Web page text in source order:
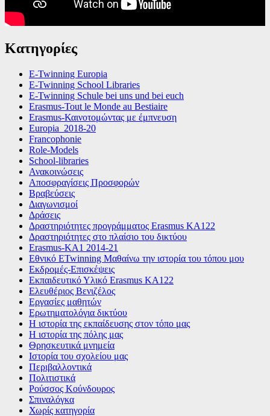
Κατηγορίες
E-Twinning Europia
E-Twinning School Libraries
E-Twinning Schule bei uns und bei euch
Erasmus-Tout le Monde au Bestiaire
Erasmus-Καινοτομώντας με έμπνευση
Europia_2018-20
Francophonie
Role-Models
School-libraries
Ανακοινώσεις
Αποσφραγίσεις Προσφορών
Βραβεύσεις
Διαγωνισμοί
Δράσεις
Δραστηριότητες προγράμματος Erasmus KA122
Δραστηριότητες στο πλαίσιο του δικτύου
Εrasmus-ΚΑ1 2014-21
Εθνικό ETwinning Μαθαίνω την ιστορία του τόπου μου
Εκδρομές-Επισκέψεις
Εκπαιδευτικό Υλικό Erasmus ΚΑ122
Ελευθέριος Βενιζέλος
Εργασίες μαθητών
Ερωτηματολόγια δικτύου
Η ιστορία της εκπαίδευσης στον τόπο μας
Η ιστορία της πόλης μας
Θρησκευτικά μνημεία
Ιστορία του σχολείου μας
Περιβαλλοντικά
Πολιτιστικά
Ρούσσος Κούνδουρος
Σπιναλόγκα
Χωρίς κατηγορία